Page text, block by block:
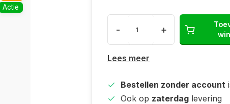
Actie
- +
Lees meer
Bestellen zonder account
Ook op zaterdag levering